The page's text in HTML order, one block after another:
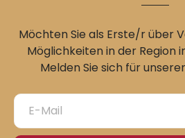
Möchten Sie als Erste/r über
Möglichkeiten in der Region
Melden Sie sich für